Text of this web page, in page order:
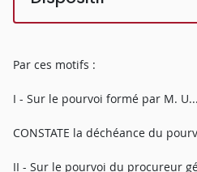
Par ces motifs :
I - Sur le pourvoi formé par M.
CONSTATE la déchéance du
II - Sur le pourvoi du procureur